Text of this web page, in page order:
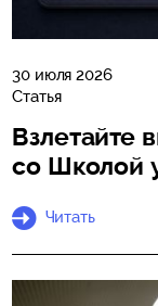
30 июля 2026
Статья
Взлетайте
со Школой
Читать